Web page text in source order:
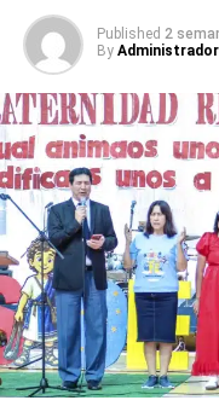
Published 2
By Administrador